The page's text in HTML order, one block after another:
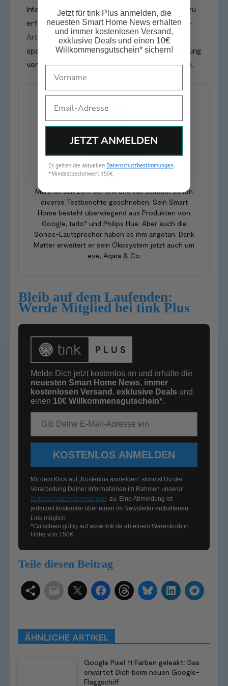
Internetausfall lokal vernetzt bleiben. Mehr dazu
erfährst Du in unseremumfangreichen Matter-
Artikel
. Gleichzeitig kannst Du Dich auf
spannende Neuerungen freuen, die die Bedienung
vereinfachen und neue Möglichkeiten eröffnen.
Marc
Marc ist seit 2019 bei tink und hat seitdem schon
diverse Testberichte geschrieben. Sein Smart
Home besteht überwiegend aus Produkten von
Google, tado° und Philips Hue. Aber auch die
Sonos-Lautsprecher haben es ihm angetan. Dank
Matter erweitert er sein Ökosystem jetzt auch um
eve, Aqara & Co.
Bleib auf dem Laufenden:
Werde Mitglied bei tink Plus
Melde Dich jetzt kostenlos an und erhalte die
neuesten Smart Home News, immer
kostenlosen Versand , exklusive Deals und
einen 10€ Willkommensgutschein*.
KOSTENLOS ANMELDEN
Mit dem Klick auf „Kostenlos anmelden“ stimmst Du der
Verarbeitung Deiner Informationen im Rahmen unserer
Datenschutzbestimmungen zu. Eine Abmeldung ist
jederzeit kostenfrei über einen im Newsletter enthaltenen
Link möglich.
*Gutschein gültig aufwww.tink.de ab einem Warenkorb in
Höhe von 150€
Teile diesen Beitrag
ÄHNLICHE ARTIKEL
Google Pixel 11 Farben geleakt: Das
erwartet Dich beim neuen Google-
Flaggschiff
Jetzt für tink Plus anmelden, die
neuesten Smart Home News erhalten
und immer kostenlosen Versand,
exklusive Deals und einen 10€
Willkommensgutschein* sichern!
JETZT ANMELDEN
Es gelten die aktuellen Datenschutzbestimmungen.
*Mindestbestellwert 150€